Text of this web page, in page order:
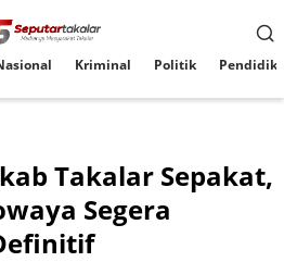
Kriminal Politik
Takalar Sepakat,
Segera